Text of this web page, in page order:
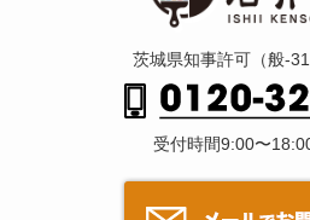
茨城県知事許可（般-
受付時間9:00〜